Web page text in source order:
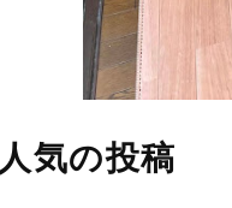
人気の投稿